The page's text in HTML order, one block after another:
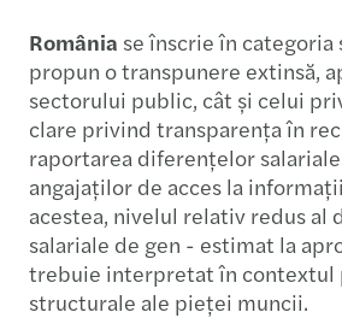
România se înscrie în
propun o transpunere extinsă,
sectorului public, cât și celui
clare privind transparența în
raportarea diferențelor
angajaților de acces la
acestea, nivelul relativ redus al
salariale de gen - estimat la
trebuie interpretat în
structurale ale pieței muncii.